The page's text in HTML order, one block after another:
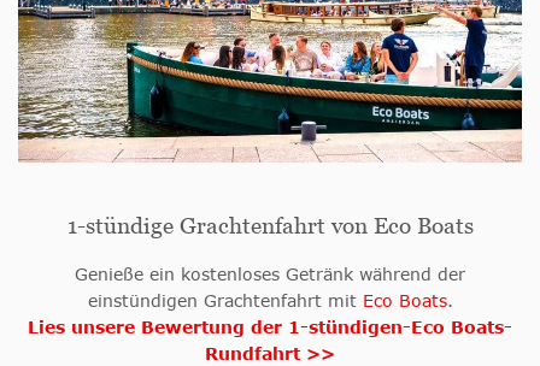
1-stündige Grachtenfahrt von Eco Boats
Genieße ein kostenloses Getränk während der
einstündigen Grachtenfahrt mit Eco Boats.
Lies unsere Bewertung der 1-stündigen-Eco Boats-
Rundfahrt >>